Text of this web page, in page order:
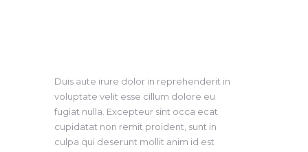
Duis aute irure dolor in reprehenderit in
voluptate velit esse cillum dolore eu
fugiat nulla. Excepteur sint occa ecat
cupidatat non remit proident, sunt in
culpa qui deserunt mollit anim id est